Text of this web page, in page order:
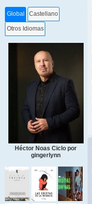
Global Castellano
Otros Idiomas
Héctor Noas Ciclo por
gingerlynn